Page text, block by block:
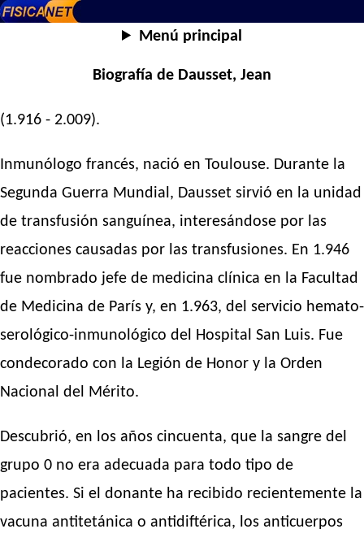
Menú principal
Biografía de Dausset, Jean
(1.916 - 2.009).
Inmunólogo francés, nació en Toulouse. Durante la
Segunda Guerra Mundial, Dausset sirvió en la unidad
de transfusión sanguínea, interesándose por las
reacciones causadas por las transfusiones. En 1.946
fue nombrado jefe de medicina clínica en la Facultad
de Medicina de París y, en 1.963, del servicio hemato-
serológico-inmunológico del Hospital San Luis. Fue
condecorado con la Legión de Honor y la Orden
Nacional del Mérito.
Descubrió, en los años cincuenta, que la sangre del
grupo 0 no era adecuada para todo tipo de
pacientes. Si el donante ha recibido recientemente la
vacuna antitetánica o antidiftérica, los anticuerpos